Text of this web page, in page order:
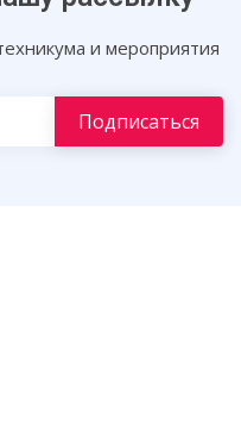
и мероприятия